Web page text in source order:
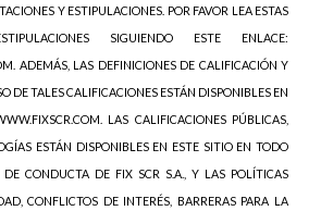
Y ESTIPULACIONES. POR FAVOR LEA ESTAS
SIGUIENDO ESTE ENLACE:
ADEMÁS, LAS DEFINICIONES DE CALIFICACIÓN Y
DE TALES CALIFICACIONES ESTÁN DISPONIBLES EN
LAS CALIFICACIONES PÚBLICAS,
ESTÁN DISPONIBLES EN ESTE SITIO EN TODO
CONDUCTA DE FIX SCR S.A., Y LAS POLÍTICAS
CONFLICTOS DE INTERÉS, BARRERAS PARA LA